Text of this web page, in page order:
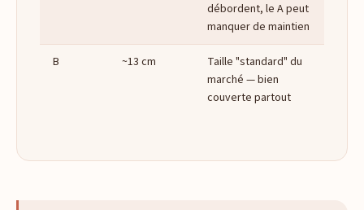
débordent, le A peut
manquer de maintien
B ~13 cm
Taille "standard" du
marché — bien
couverte partout